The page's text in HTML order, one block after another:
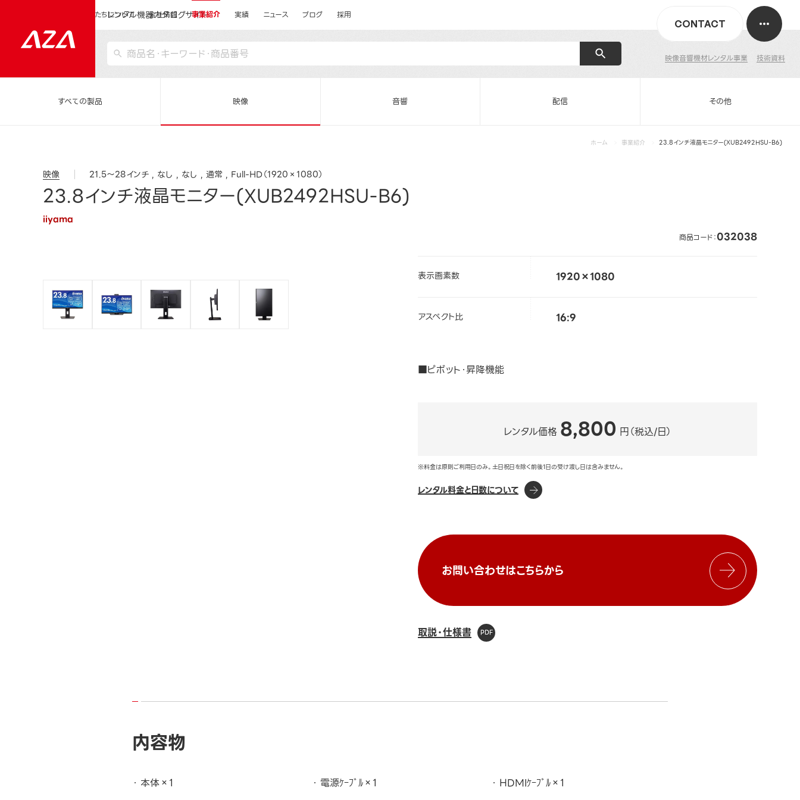
レンタル機器カタログサイト
映像音響機材レンタル事業 技術資料
CONTACT
私たちについて 会社情報 事業紹介 実績 ニュース ブログ 採用
すべての製品 映像 音響 配信 その他
ホーム 事業紹介 23.8インチ液晶モニター(XUB2492HSU-B6)
映像 21.5～28インチ なし なし 通常 Full-HD（1920×1080）
23.8インチ液晶モニター(XUB2492HSU-B6)
iiyama
商品コード：032038
表示画素数 1920×1080
アスペクト比 16:9
■ピボット・昇降機能
レンタル価格 8,800 円（税込/日）
※料金は原則ご利用日のみ。土日祝日を除く前後1日の受け渡し日は含みません。
レンタル料金と日数について
お問い合わせはこちらから
取説・仕様書
内容物
本体×1 電源ｹｰﾌﾞﾙ×1 HDMIｹｰﾌﾞﾙ×1